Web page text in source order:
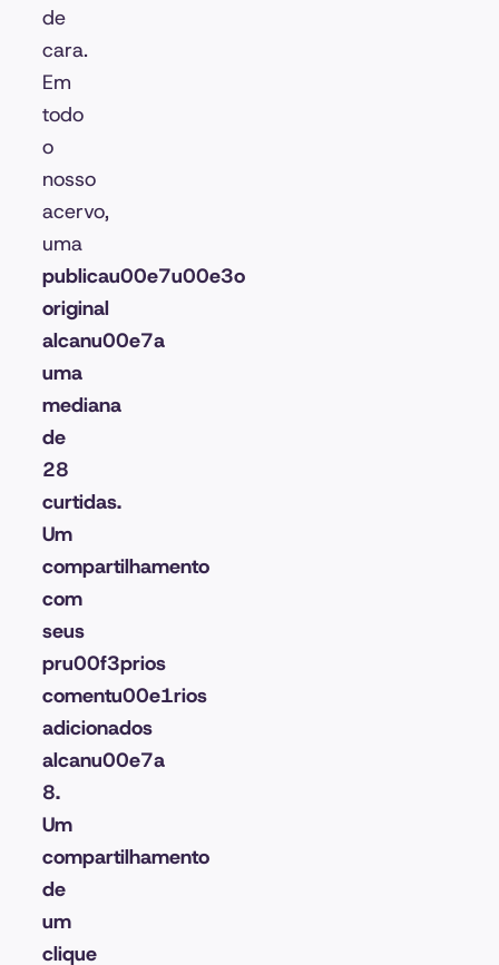
de
cara.
Em
todo
o
nosso
acervo,
uma
publicau00e7u00e3o
original
alcanu00e7a
uma
mediana
de
28
curtidas.
Um
compartilhamento
com
seus
pru00f3prios
comentu00e1rios
adicionados
alcanu00e7a
8.
Um
compartilhamento
de
um
clique